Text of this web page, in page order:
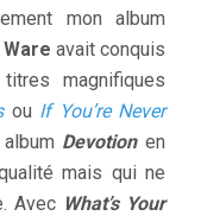
mon album
avait conquis
magnifiques
ou If You’re Never
Devotionen
mais qui ne
Avec What’s Your